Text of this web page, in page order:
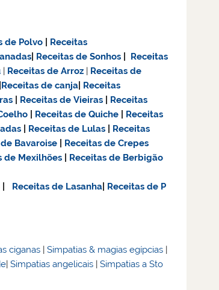
de Polvo
Receitas
Receitas de Sonhos
Receitas
Receitas de Arroz
Receitas de
Receitas de canja
Receitas
Receitas de Vieiras
Receitas
Receitas de Quiche
Receitas
Receitas de Lulas
Receitas
Bavaroise
Receitas de Crepes
de Mexilhões
Receitas de Berbigão
Receitas de Lasanha
Receitas de P
ciganas |Simpatias & magias egípcias |
|Simpatias angelicais |Simpatias a Sto